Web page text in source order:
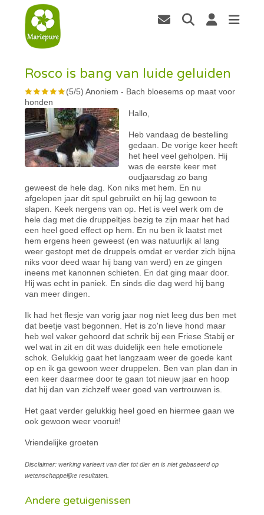
Rosco is bang van luide geluiden
(5/5)Anoniem - Bach bloesems op maat voor
honden
Hallo,
Heb vandaag de bestelling
gedaan. De vorige keer heeft
het heel veel geholpen. Hij
was de eerste keer met
oudjaarsdag zo bang
geweest de hele dag. Kon niks met hem. En nu
afgelopen jaar dit spul gebruikt en hij lag gewoon te
slapen. Keek nergens van op. Het is veel werk om de
hele dag met die druppeltjes bezig te zijn maar het had
een heel goed effect op hem. En nu ben ik laatst met
hem ergens heen geweest (en was natuurlijk al lang
weer gestopt met de druppels omdat er verder zich bijna
niks voor deed waar hij bang van werd) en ze gingen
ineens met kanonnen schieten. En dat ging maar door.
Hij was echt in paniek. En sinds die dag werd hij bang
van meer dingen.
Ik had het flesje van vorig jaar nog niet leeg dus ben met
dat beetje vast begonnen. Het is zo'n lieve hond maar
heb wel vaker gehoord dat schrik bij een Friese Stabij er
wel wat in zit en dit was duidelijk een hele emotionele
schok. Gelukkig gaat het langzaam weer de goede kant
op en ik ga gewoon weer druppelen. Ben van plan dan in
een keer daarmee door te gaan tot nieuw jaar en hoop
dat hij dan van zichzelf weer goed van vertrouwen is.
Het gaat verder gelukkig heel goed en hiermee gaan we
ook gewoon weer vooruit!
Vriendelijke groeten
Disclaimer: werking varieert van dier tot dier en is niet gebaseerd op
wetenschappelijke resultaten.
Andere getuigenissen